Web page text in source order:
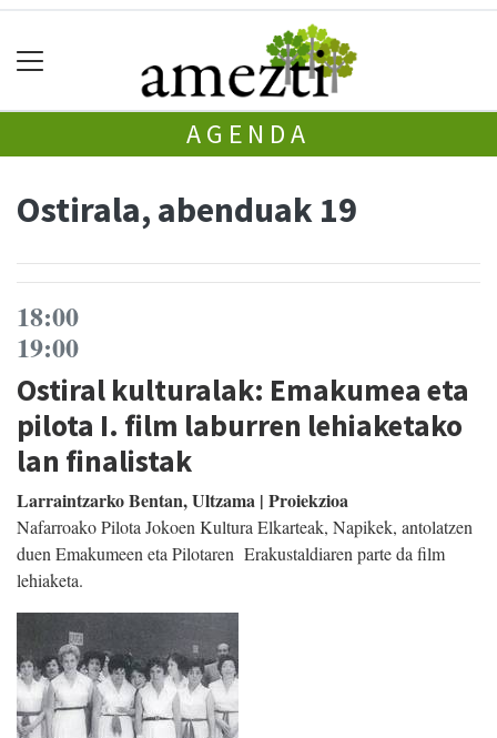
AGENDA
Ostirala, abenduak 19
18:00
19:00
Ostiral kulturalak: Emakumea eta
pilota I. film laburren lehiaketako
lan finalistak
Larraintzarko Bentan, Ultzama | Proiekzioa
Nafarroako Pilota Jokoen Kultura Elkarteak, Napikek, antolatzen
duen Emakumeen eta Pilotaren Erakustaldiaren parte da film
lehiaketa.